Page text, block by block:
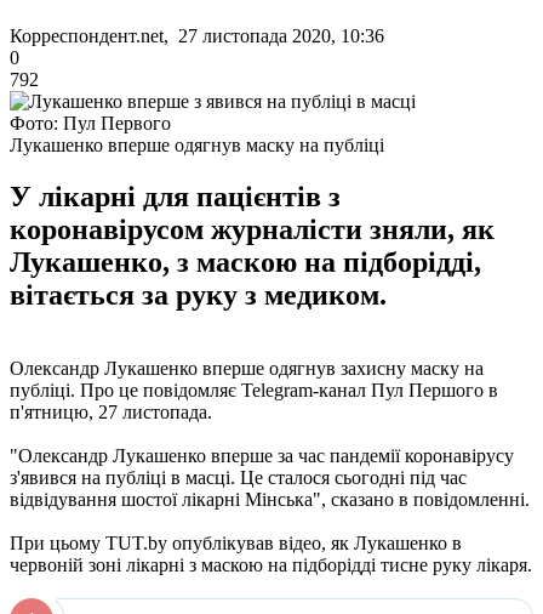
Корреспондент.net, 27 листопада 2020, 10:36
0
792
Фото: Пул Первого
Лукашенко вперше одягнув маску на публіці
У лікарні для пацієнтів з
коронавірусом журналісти зняли, як
Лукашенко, з маскою на підборідді,
вітається за руку з медиком.
Олександр Лукашенко вперше одягнув захисну маску на
публіці. Про це повідомляє Telegram-канал Пул Першого в
п'ятницю, 27 листопада.
"Олександр Лукашенко вперше за час пандемії коронавірусу
з'явився на публіці в масці. Це сталося сьогодні під час
відвідування шостої лікарні Мінська", сказано в повідомленні.
При цьому TUT.by опублікував відео, як Лукашенко в
червоній зоні лікарні з маскою на підборідді тисне руку лікаря.